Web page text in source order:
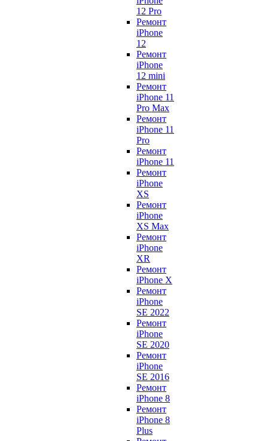
12 Pro
Ремонт
iPhone
12
Ремонт
iPhone
12 mini
Ремонт
iPhone 11
Pro Max
Ремонт
iPhone 11
Pro
Ремонт
iPhone 11
Ремонт
iPhone
XS
Ремонт
iPhone
XS Max
Ремонт
iPhone
XR
Ремонт
iPhone X
Ремонт
iPhone
SE 2022
Ремонт
iPhone
SE 2020
Ремонт
iPhone
SE 2016
Ремонт
iPhone 8
Ремонт
iPhone 8
Plus